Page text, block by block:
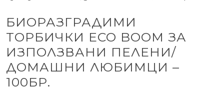
БИОРАЗГРАДИМИ
ТОРБИЧКИ ECO BOOM ЗА
ИЗПОЛЗВАНИ ПЕЛЕНИ/
ДОМАШНИ ЛЮБИМЦИ –
100БР.